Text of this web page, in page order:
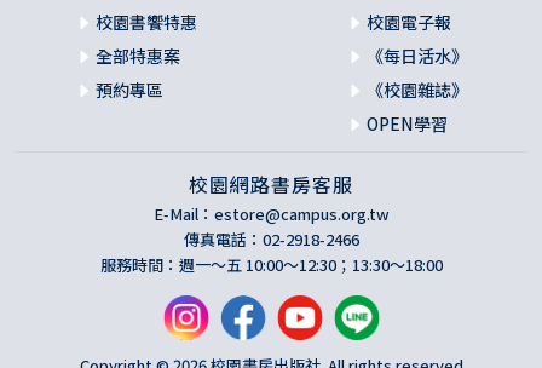
校園書饗特惠
全部特惠案
預約專區
校園電子報
《每日活水》
《校園雜誌》
OPEN學習
校園網路書房客服
E-Mail： estore@campus.org.tw
傳真電話：02-2918-2466
服務時間：週一～五 10:00～12:30；13:30～18:00